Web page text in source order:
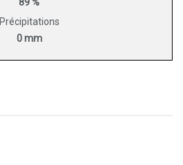
Précipitations
0 mm